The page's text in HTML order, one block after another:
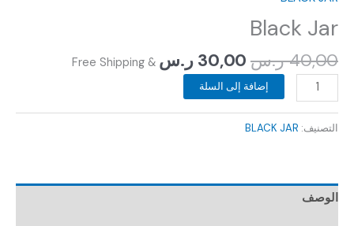
Black Jar
40,00 ر.س 30,00 ر.س & Free Shipping
إضافة إلى السلة
التصنيف: BLACK JAR
الوصف